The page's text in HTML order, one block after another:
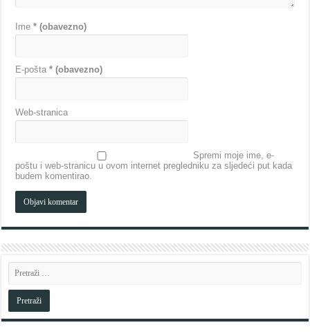
Ime* (obavezno)
E-pošta* (obavezno)
Web-stranica
Spremi moje ime, e-
poštu i web-stranicu u ovom internet pregledniku za sljedeći put kada
budem komentirao.